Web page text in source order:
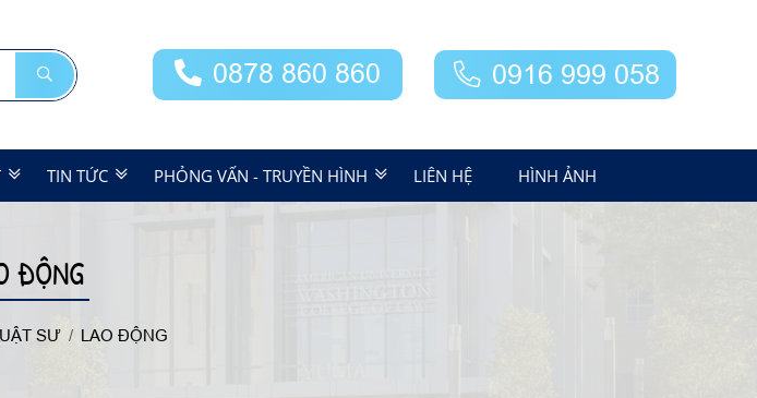
0878 860 860 0916 999 058
TIN TỨC PHỎNG VẤN - TRUYỀN HÌNH LIÊN HỆ HÌNH ẢNH
ĐỘNG
SƯ LAO ĐỘNG